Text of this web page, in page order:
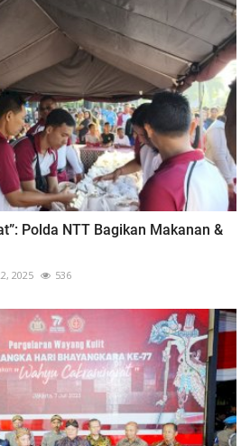
Polda NTT Bagikan Makanan &
2025 536